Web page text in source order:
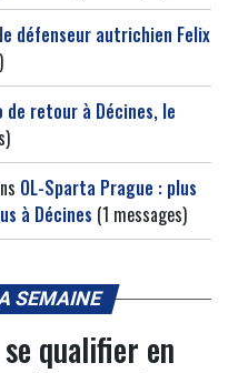
défenseur autrichien Felix
de retour à Décines, le
OL-Sparta Prague : plus
à Décines (1 messages)
SEMAINE
qualifier en